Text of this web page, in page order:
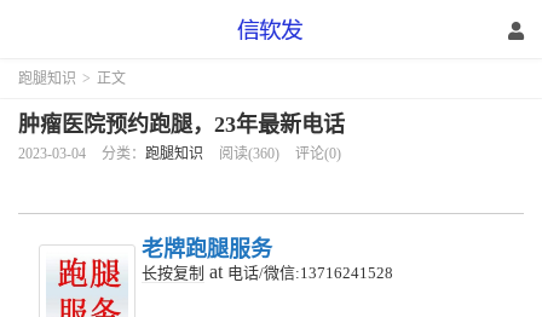
跑腿知识 > 正文
肿瘤医院预约跑腿，23年最新电话
2023-03-04 分类： 跑腿知识 阅读(360) 评论(0)
老牌跑腿服务
长按复制 at 电话/微信:13716241528